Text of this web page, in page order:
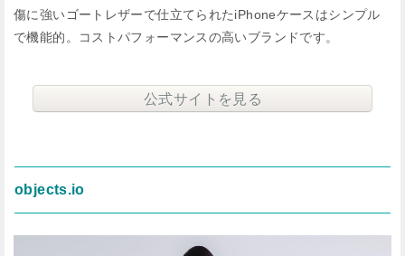
傷に強いゴートレザーで仕立てられたiPhoneケースはシンプル
で機能的。コストパフォーマンスの高いブランドです。
公式サイトを見る
objects.io